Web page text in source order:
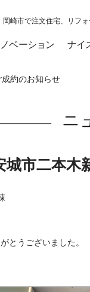
崎市で注文住宅、リフォ
ベーション ナイ
のお知らせ
城市二本
とうございました。